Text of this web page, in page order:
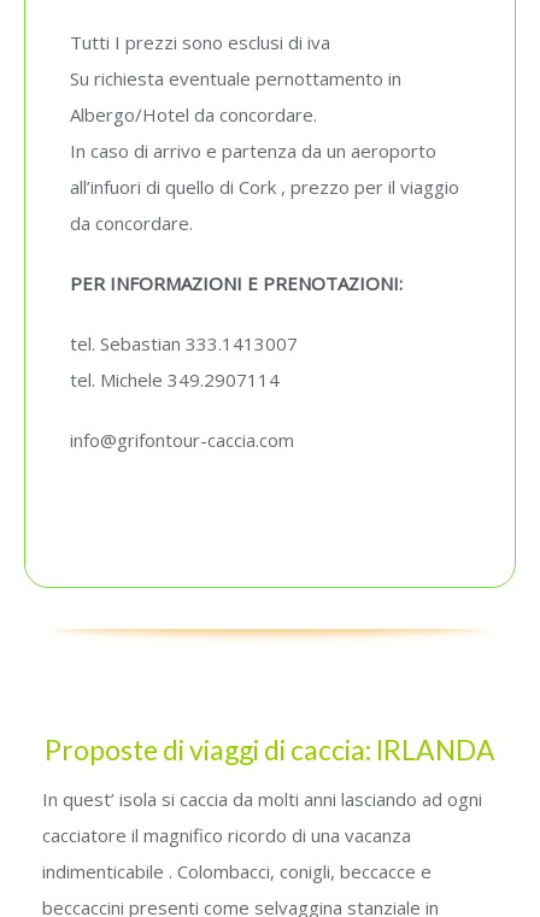
Tutti I prezzi sono esclusi di iva
Su richiesta eventuale pernottamento in
Albergo/Hotel da concordare.
In caso di arrivo e partenza da un aeroporto
all’infuori di quello di Cork , prezzo per il viaggio
da concordare.
PER INFORMAZIONI E PRENOTAZIONI:
tel. Sebastian 333.1413007
tel. Michele 349.2907114
info@grifontour-caccia.com
Proposte di viaggi di caccia: IRLANDA
In quest’ isola si caccia da molti anni lasciando ad ogni
cacciatore il magnifico ricordo di una vacanza
indimenticabile . Colombacci, conigli, beccacce e
beccaccini presenti come selvaggina stanziale in